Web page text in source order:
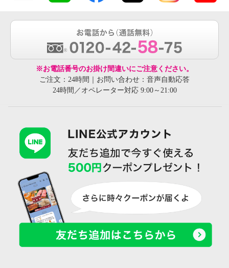
※お電話番号のお掛け間違いにご注意ください。
ご注文：24時間｜お問い合わせ：音声自動応答
24時間／オペレーター対応 9:00～21:00